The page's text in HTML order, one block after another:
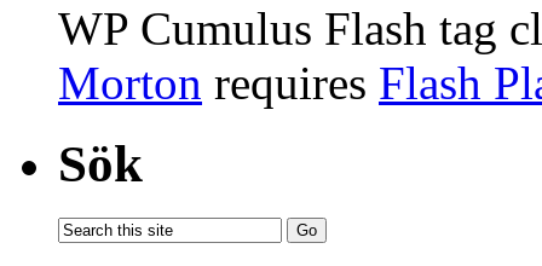
WP Cumulus Flash tag
Morton requires Flash
Sök